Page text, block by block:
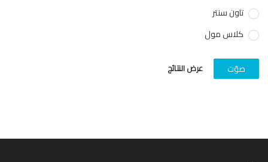
تاون سنتر
كلاس مول
عرض النتائج